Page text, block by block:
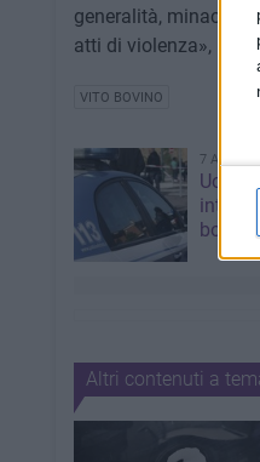
generalità, minaccia,
atti di violenza», ha
VITO BOVINO
7
Uomo
Altri contenuti a